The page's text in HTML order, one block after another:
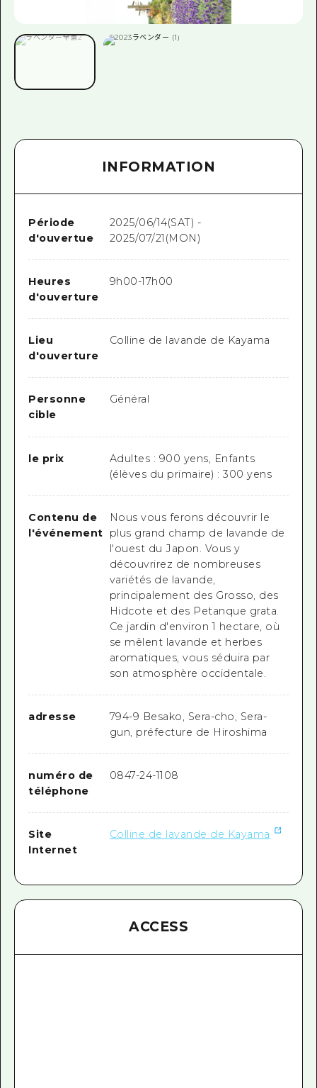
INFORMATION
Période
d'ouvertue
2025/06/14(SAT) -
2025/07/21(MON)
Heures
d'ouverture
9h00-17h00
Lieu
d'ouverture
Colline de lavande de Kayama
Personne
cible
Général
le prix
Adultes : 900 yens, Enfants
(élèves du primaire) : 300 yens
Contenu de
l'événement
Nous vous ferons découvrir le
plus grand champ de lavande de
l'ouest du Japon. Vous y
découvrirez de nombreuses
variétés de lavande,
principalement des Grosso, des
Hidcote et des Petanque grata.
Ce jardin d'environ 1 hectare, où
se mêlent lavande et herbes
aromatiques, vous séduira par
son atmosphère occidentale.
adresse
794-9 Besako, Sera-cho, Sera-
gun, préfecture de Hiroshima
numéro de
téléphone
0847-24-1108
Site
Internet
Colline de lavande de Kayama
ACCESS